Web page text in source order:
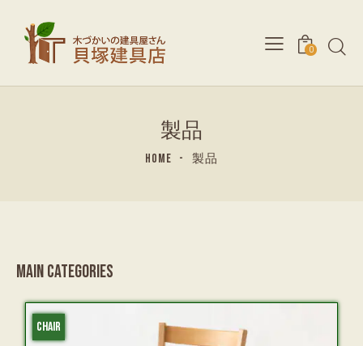
0
製品
HOME 製品
MAIN CATEGORIES
CHAIR